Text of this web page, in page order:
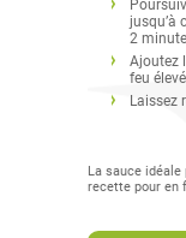
jusqu’à
2
Ajoutez
feu
Laissez
La sauce
recette pour en